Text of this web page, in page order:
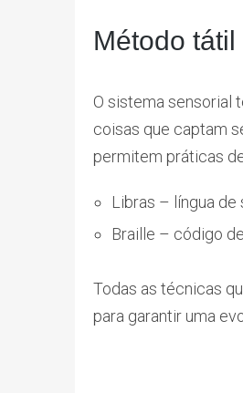
Método tátil
O sistema sensorial
coisas que captam
permitem práticas
Libras – língua de
Braille – código
Todas as técnicas
para garantir uma